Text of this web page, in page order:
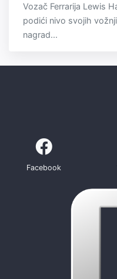
Vozač Ferrarija Lewis
podići nivo svojih
nagrad...
Facebook